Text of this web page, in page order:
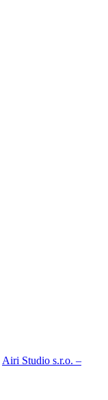
Airi Studio s.r.o. –